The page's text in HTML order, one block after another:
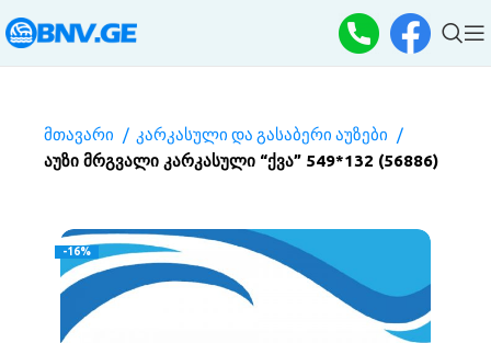
მთავარი
კარკასული და გასაბერი აუზები
აუზი მრგვალი კარკასული “ქვა” 549*132 (56886)
-16%